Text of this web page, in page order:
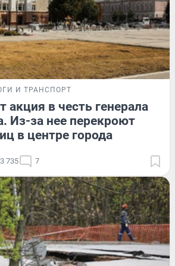
И ТРАНСПОРТ
акция в честь генерала
Из-за нее перекроют
в центре города
3 735 7